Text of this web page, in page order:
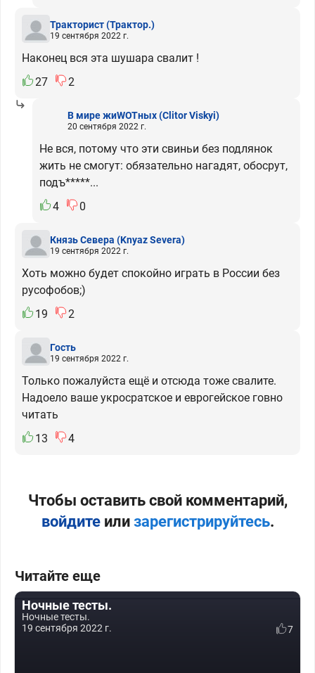
Тракторист(Трактор.)
19 сентября 2022 г.
Наконец вся эта шушара свалит !
27
2
В мире жиWOTных(Clitor Viskyi)
20 сентября 2022 г.
Не вся, потому что эти свиньи без подлянок
жить не смогут: обязательно нагадят, обocpyт,
подъ*****...
4
0
Князь Севера (Knyaz Severa)
19 сентября 2022 г.
Хоть можно будет спокойно играть в России без
русофобов;)
19
2
Гость
19 сентября 2022 г.
Только пожалуйста ещё и отсюда тоже свалите.
Надоело ваше укросратское и еврогейское говно
читать
13
4
Чтобы оставить свой комментарий,
войдитеили зарегистрируйтесь.
Читайте еще
Ночные тесты.
Ночные тесты.
19 сентября 2022 г.
7